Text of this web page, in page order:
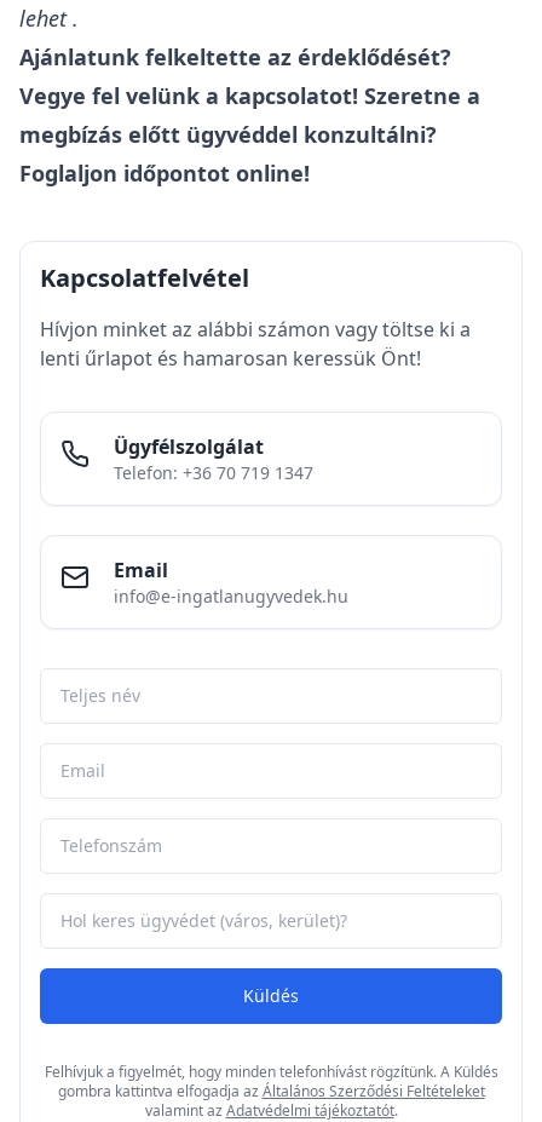
lehet .
Ajánlatunk felkeltette az érdeklődését?
Vegye fel velünk a kapcsolatot! Szeretne a
megbízás előtt ügyvéddel konzultálni?
Foglaljon időpontot online!
Kapcsolatfelvétel
Hívjon minket az alábbi számon vagy töltse ki a
lenti űrlapot és hamarosan keressük Önt!
Ügyfélszolgálat
Telefon: +36 70 719 1347
Email
info@e-ingatlanugyvedek.hu
Küldés
Felhívjuk a figyelmét, hogy minden telefonhívást rögzítünk. A Küldés
gombra kattintva elfogadja az Általános Szerződési Feltételeket
valamint az Adatvédelmi tájékoztatót.